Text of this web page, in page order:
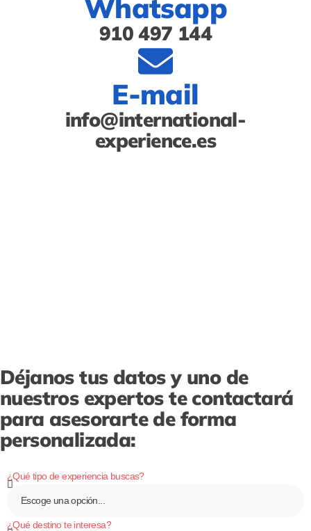
Whatsapp
910 497 144
E-mail
info@international-
experience.es
Déjanos tus datos y uno de
nuestros expertos te contactará
para asesorarte de forma
personalizada:
¿Qué tipo de experiencia buscas?
¿Qué destino te interesa?